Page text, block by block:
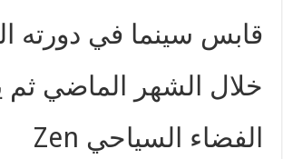
قابس سينما في دورته
خلال الشهر الماضي
الفضاء السياحي Zen